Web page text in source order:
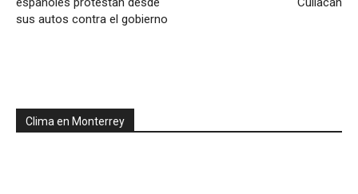
sus autos contra el gobierno
Clima en Monterrey